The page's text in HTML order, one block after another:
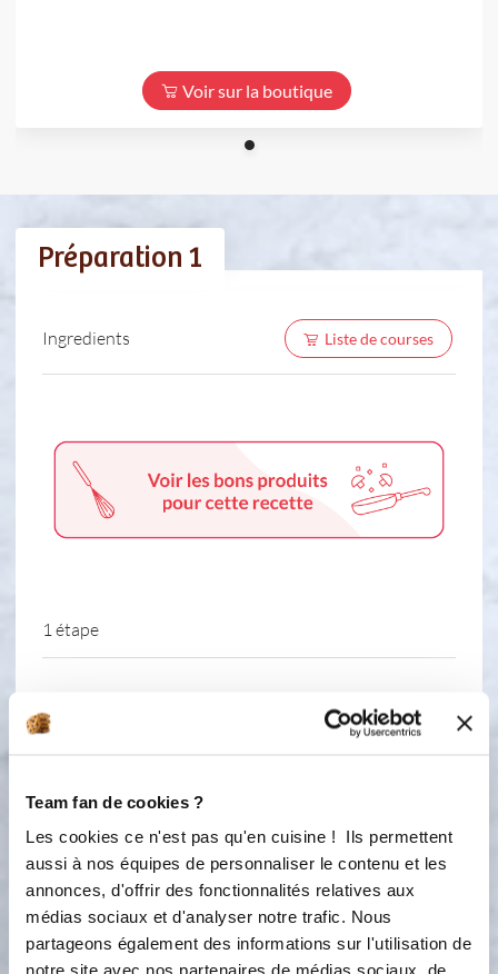
Team fan de cookies ?
Les cookies ce n'est pas qu'en cuisine ! Ils permettent
aussi à nos équipes de personnaliser le contenu et les
annonces, d'offrir des fonctionnalités relatives aux
médias sociaux et d'analyser notre trafic. Nous
partageons également des informations sur l'utilisation de
notre site avec nos partenaires de médias sociaux, de
Voir sur la boutique
Préparation 1
Ingredients Liste de courses
1 étape
300 g de cream cheese (type
Philadelphia) 300g fromage blanc
g de beurre 3oeufs 1 sachet sucre
votre four à préchauffer à 150°C
(thermostat 5). 2. Réduisez les biscuits
speculoos en poudre en les passant au
mixeur ou en les broyant avec un
rouleau à pâtisserie. 3. Faites fondre
le beurre doucement puis ajoutez-le